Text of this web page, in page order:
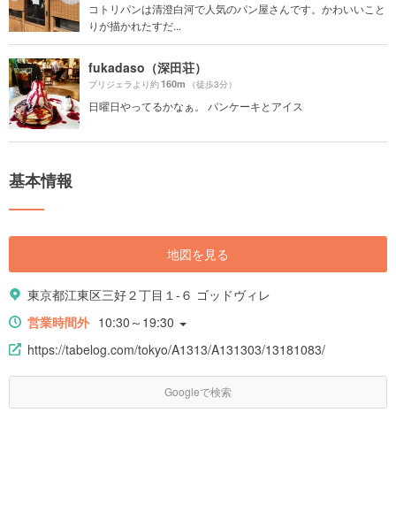
コトリパンは清澄白河で人気のパン屋さんです。かわいいこと
りが描かれたすだ...
fukadaso（深田荘）
ブリジェラより約160m （徒歩3分）
日曜日やってるかなぁ。 パンケーキとアイス
基本情報
地図を見る
東京都江東区三好２丁目１-６ ゴッドヴィレ
営業時間外 10:30～19:30
https://tabelog.com/tokyo/A1313/A131303/13181083/
Googleで検索